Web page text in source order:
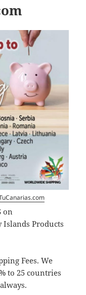
on
Islands Products
Fees. We
to 25 countries